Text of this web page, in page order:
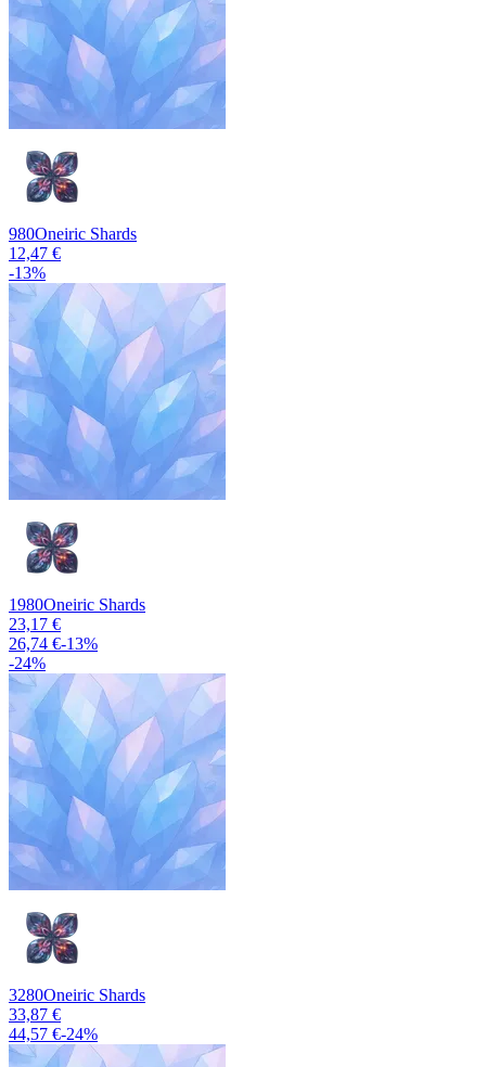
980Oneiric Shards
12,47 €
-13%
1980Oneiric Shards
23,17 €
26,74 €-13%
-24%
3280Oneiric Shards
33,87 €
44,57 €-24%